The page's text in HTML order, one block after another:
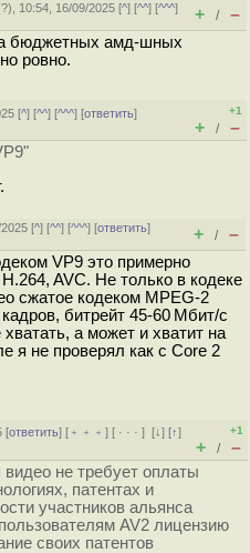
?), 10:54, 16/09/2025 [^] [^^] [^^^]
+ / –
бюджетных амд-шных
ровно.
[^] [^^] [^^^] [ответить]
+1
+ / –
[^] [^^] [^^^] [ответить]
+ / –
VP9 это примерно
AVC. Не только в кодеке
сжатое кодеком MPEG-2
битрейт 45‑60 Мбит/с
а может и хватит на
я не проверял как с Core 2
[ответить] [ ﹢﹢﹢] [ · · ·][↓] [↑]
+1
+ / –
не требует оплаты
патентах и
участников альянса
AV2 лицензию
своих патентов